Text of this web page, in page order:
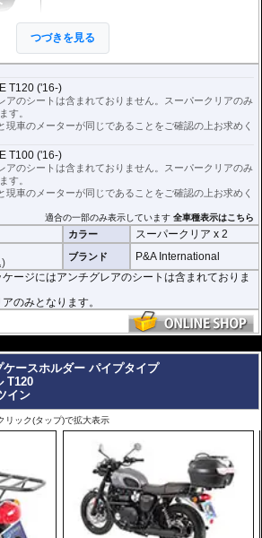
ムは不要な傷や汚れからメーターパネルを
保護します。
リアのフィルムが入っています。
非常に高く、透明性の高いフィルム。貼り付けて
フィルムの存在がほとんどわからなくなります。
便利なクリーニングクロス、細かい埃も除去する
ぎ、きれいに仕上げるスキージがセットになって
泡なら数時間から２日ほどで自然に気泡が消える
容易になりました。
、メーターを痛めることがありません。フィルム
なります。
つづきを見る
T120 ('16-)
アのシートは含まれておりません。スーパークリアのみ
す。
現車のメーターが同じであることをご確認の上お求めく
T100 ('16-)
アのシートは含まれておりません。スーパークリアのみ
す。
現車のメーターが同じであることをご確認の上お求めく
適合の一部のみ表示しています全車種表示はこちら
カラー スーパークリア x 2
) ブランド P&A International
ージにはアンチグレアのシートは含まれておりま
のみとなります。
ースホルダー パイプタイプ
T120
イン
リック(タップ)で拡大表示